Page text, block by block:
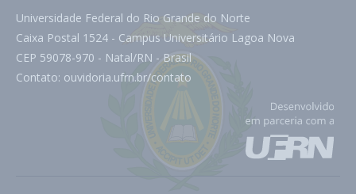
Universidade Federal do Rio Grande do Norte
Caixa Postal 1524 - Campus Universitário Lagoa Nova
CEP 59078-970 - Natal/RN - Brasil
Contato: ouvidoria.ufrn.br/contato